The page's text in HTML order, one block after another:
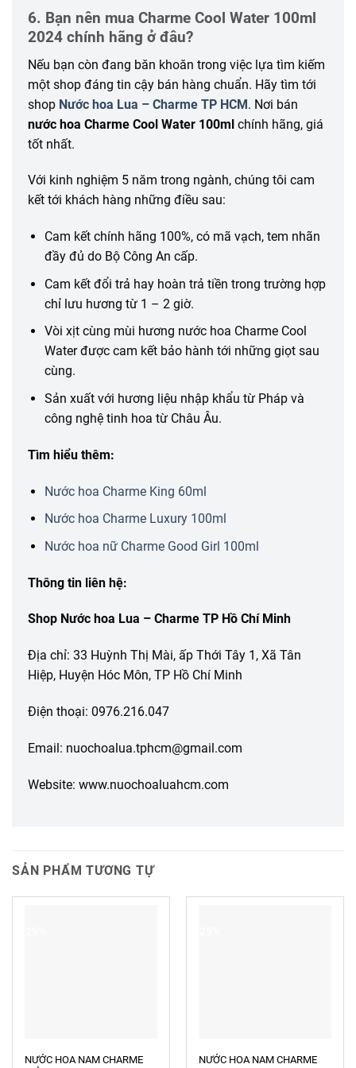
6. Bạn nên mua Charme Cool Water 100ml
2024 chính hãng ở đâu?
Nếu bạn còn đang băn khoăn trong việc lựa tìm kiếm
một shop đáng tin cậy bán hàng chuẩn. Hãy tìm tới
shop Nước hoa Lua – Charme TP HCM. Nơi bán
nước hoa Charme Cool Water 100ml chính hãng, giá
tốt nhất.
Với kinh nghiệm 5 năm trong ngành, chúng tôi cam
kết tới khách hàng những điều sau:
Cam kết chính hãng 100%, có mã vạch, tem nhãn
đầy đủ do Bộ Công An cấp.
Cam kết đổi trả hay hoàn trả tiền trong trường hợp
chỉ lưu hương từ 1 – 2 giờ.
Vòi xịt cùng mùi hương nước hoa Charme Cool
Water được cam kết bảo hành tới những giọt sau
cùng.
Sản xuất với hương liệu nhập khẩu từ Pháp và
công nghệ tinh hoa từ Châu Âu.
Tìm hiểu thêm:
Nước hoa Charme King 60ml
Nước hoa Charme Luxury 100ml
Nước hoa nữ Charme Good Girl 100ml
Thông tin liên hệ:
Shop Nước hoa Lua – Charme TP Hồ Chí Minh
Địa chỉ: 33 Huỳnh Thị Mài, ấp Thới Tây 1, Xã Tân
Hiệp, Huyện Hóc Môn, TP Hồ Chí Minh
Điện thoại: 0976.216.047
Email: nuochoalua.tphcm@gmail.com
Website: www.nuochoaluahcm.com
SẢN PHẨM TƯƠNG TỰ
NƯỚC HOA NAM CHARME
NƯỚC HOA NAM CHARME